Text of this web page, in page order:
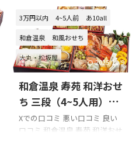
是非どうぞ!!! 「温石左近太郎
おせち 和洋三段重」のXでの口
コミ 今年のおせち「京都木屋
町 温石 左近太郎 和洋三段重」
#food #おせち料理
https://t.co/9tbMXThSGM
https://t.co/LMI39mqinu
https://t.co/AcmW3kBouW
—  arty ⁸₂₂
&# ...
3万円以内 4~5人前 あ10all
和倉温泉 和風おせち
大丸・松坂屋 2025/10/9
和倉温泉 寿苑 和洋おせ
ち 三段（4~5人用）の
口コミをまとめてみま
した!!!
Xでの口コミ 悪い口コミ 良い
口コミ 和倉温泉 寿苑 和洋おせ